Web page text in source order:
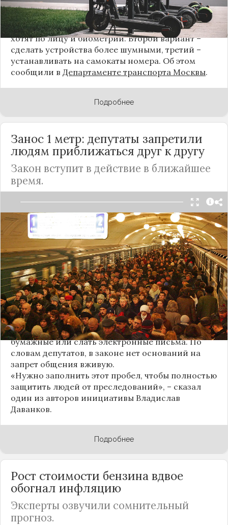
Идентифицировать тех, кто перемещается по
городу на скорости более 5-7 километров в час,
хотят по лицу и биометрии. Второй вариант –
сделать устройства более шумными, третий –
устанавливать на самокаты номера. Об этом
сообщили в Департаменте транспорта Москвы.
Подробнее
Занос 1 метр: депутаты запретили
людям приближаться друг к другу
Закон вступит в действие в ближайшее
время.
Депутаты партии «Новые люди» внесли в
Госдуму проект закона о запрете приближаться к
человеку по решению суда. Об пишетТАССсо
ссылкой на пресс-службу фракции.
Авторы инициативы предложили дополнить
новой статьей Гражданский кодексРоссии.
Благодаря этому суд сможет устанавливать
запрет преследователю (сталкеру) приближаться
к определенному человеку.
Сейчас суды могут запретить сталкерам только
звонить жертвам преследования, а также писать
бумажные или слать электронные письма. По
словам депутатов, в законе нет оснований на
запрет общения вживую.
«Нужно заполнить этот пробел, чтобы полностью
защитить людей от преследований», – сказал
один из авторов инициативы Владислав
Даванков.
Подробнее
Рост стоимости бензина вдвое
обогнал инфляцию
Эксперты озвучили сомнительный
прогноз.